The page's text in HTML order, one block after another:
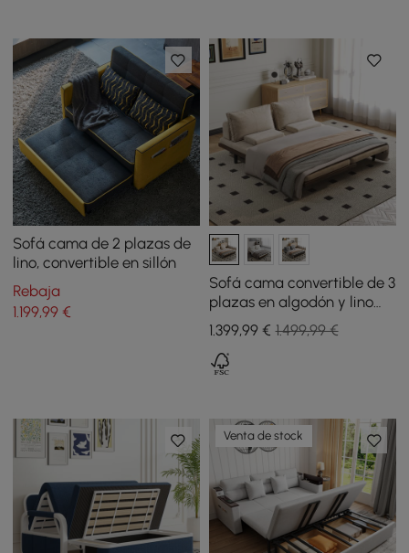
Sofá cama de 2 plazas de
lino, convertible en sillón
Rebaja
1.199,99 €
Sofá cama convertible de 3
plazas en algodón y lino
con cojines - caqui
1.399,99€ 1.499,99 €
Venta de stock